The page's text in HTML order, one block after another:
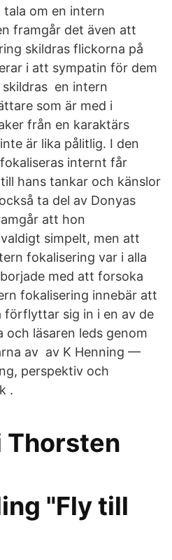
tala om en intern
framgår det även att
skildras flickorna på
i att sympatin för dem
skildras en intern
som är med i
från en karaktärs
är lika pålitlig. I den
internt får
hans tankar och känslor
ta del av Donyas
att hon​
simpelt, men att
fokalisering var i alla
med att forsoka
fokalisering innebär att
förflyttar sig in i en av de
och läsaren leds genom
av av K Henning —
perspektiv och
.
Thorsten
"Fly till